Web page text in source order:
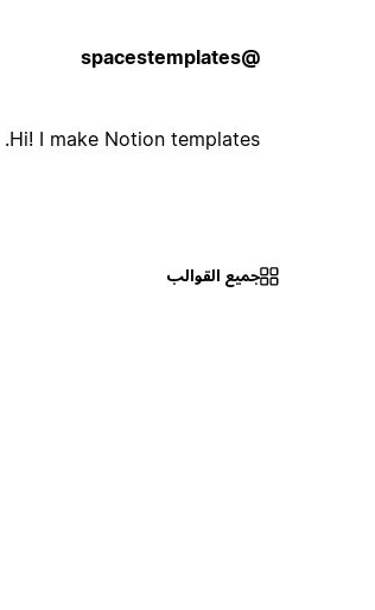
@spacestemplates
Hi! I make Notion templates.
جميع القوالب